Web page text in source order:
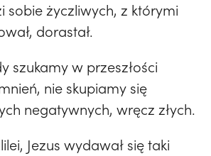
sobie życzliwych, z którymi
dorastał.
szukamy w przeszłości
nie skupiamy się
negatywnych, wręcz złych.
Jezus wydawał się taki